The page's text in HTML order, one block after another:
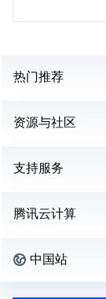
热门推荐
资源与社区
支持服务
腾讯云计算
中国站